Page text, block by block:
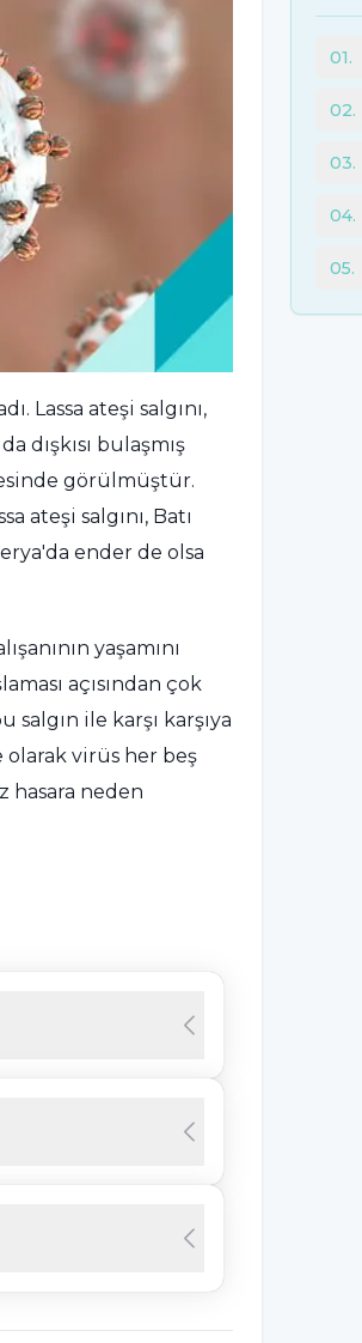
Lassa ateşi salgını,
dışkısı bulaşmış
görülmüştür.
ateşi salgını, Batı
ender de olsa
yaşamını
açısından çok
ile karşı karşıya
olarak virüs her beş
hasara neden
01.
02.
03.
04.
05.